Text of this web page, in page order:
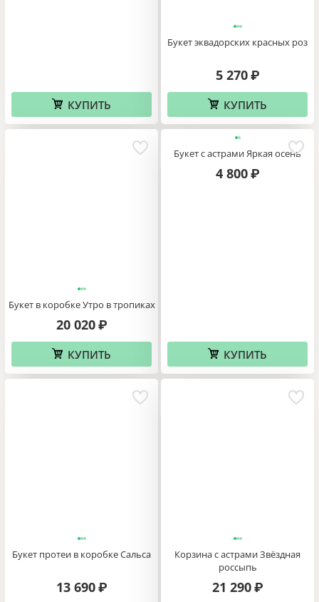
КУПИТЬ
Букет эквадорских красных роз
5 270 ₽
КУПИТЬ
Букет в коробке Утро в тропиках
20 020 ₽
КУПИТЬ
Букет с астрами Яркая осень
4 800 ₽
КУПИТЬ
Букет протеи в коробке Сальса
13 690 ₽
Корзина с астрами Звёздная
россыпь
21 290 ₽